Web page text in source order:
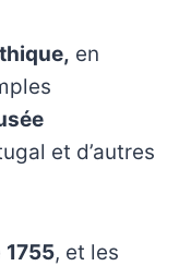
en
et d’autres
1755, et les